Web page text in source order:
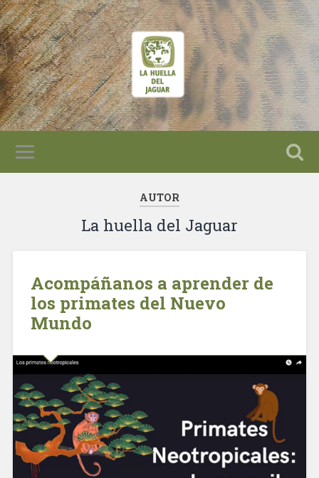
AUTOR
La huella del Jaguar
Acompáñanos a aprender de
los primates del Nuevo
Mundo